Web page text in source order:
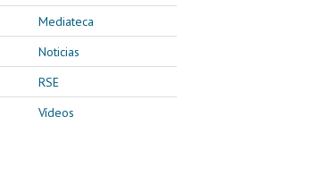
Mediateca
Noticias
RSE
Vídeos